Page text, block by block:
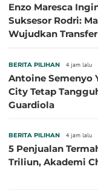
Enzo Maresca
Suksesor Rodri:
Wujudkan
BERITA PILIHAN 4 jam lalu
Antoine Semenyo
City Tetap
Guardiola
BERITA PILIHAN 4 jam lalu
5 Penjualan
Triliun, Akademi